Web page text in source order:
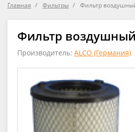
Главная Фильтры Фильтр
Фильтр
Производитель: ALCO (Германия)